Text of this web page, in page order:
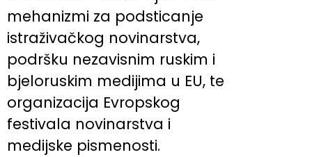
mehanizmi za podsticanje
istraživačkog novinarstva,
podršku nezavisnim ruskim i
bjeloruskim medijima u EU, te
organizacija Evropskog
festivala novinarstva i
medijske pismenosti.